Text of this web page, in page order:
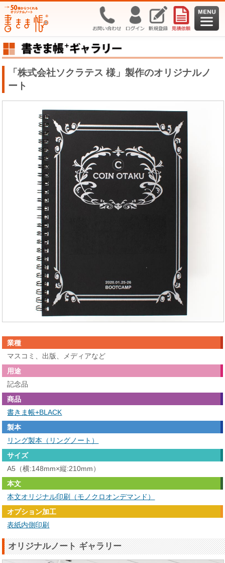
「株式会社ソクラテス 様」製作のオリジナルノ
ート
業種
マスコミ、出版、メディアなど
用途
記念品
商品
書きま帳+BLACK
製本
リング製本（リングノート）
サイズ
A5（横:148mm×縦:210mm）
本文
本文オリジナル印刷（モノクロオンデマンド）
オプション加工
表紙内側印刷
オリジナルノート ギャラリー